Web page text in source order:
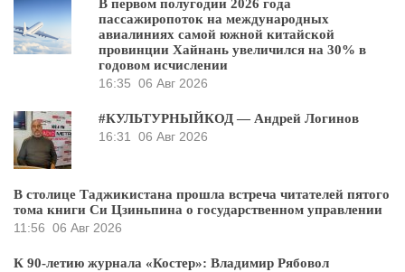
В первом полугодии 2026 года
пассажиропоток на международных
авиалиниях самой южной китайской
провинции Хайнань увеличился на 30% в
годовом исчислении
16:35 06 Авг 2026
#КУЛЬТУРНЫЙКОД — Андрей Логинов
16:31
06 Авг 2026
В столице Таджикистана прошла встреча читателей пятого
тома книги Си Цзиньпина о государственном управлении
11:56 06 Авг 2026
К 90-летию журнала «Костер»: Владимир Рябовол